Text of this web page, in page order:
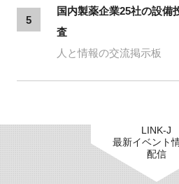
5
国内製薬企業25社の設備
査
人と情報の交流掲示板
LINK-J
最新イベント
配信